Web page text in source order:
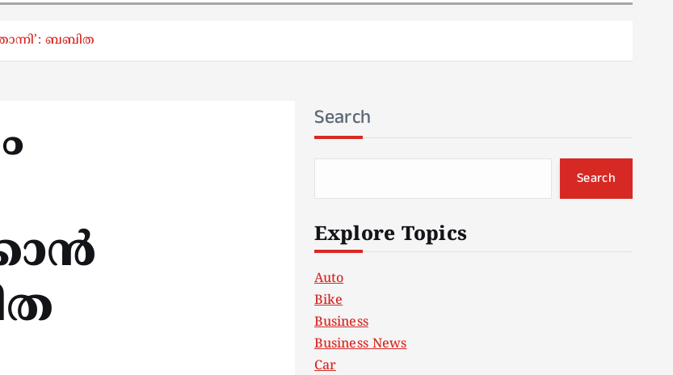
ബബിത
Search
Search
Explore Topics
Auto
Bike
Business
Business News
Car